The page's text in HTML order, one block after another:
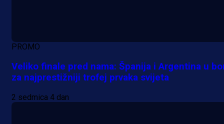
PROMO
Veliko finale pred nama: Španija i Argentina u
za najprestižniji trofej prvaka svijeta
2 sedmica 4 dan